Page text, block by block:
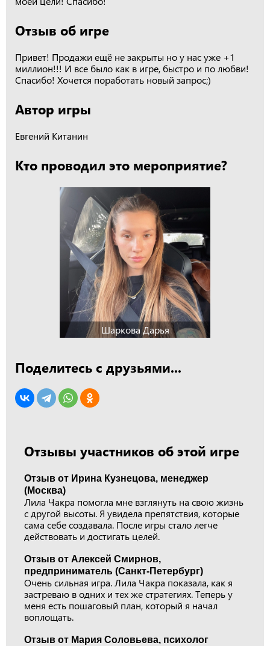
Отзыв об игре
Привет! Продажи ещё не закрыты но у нас уже +1
миллион!!! И все было как в игре, быстро и по любви!
Спасибо! Хочется поработать новый запрос;)
Автор игры
Евгений Китанин
Кто проводил это мероприятие?
Шаркова Дарья
Поделитесь с друзьями...
Отзывы участников об этой игре
Отзыв от Ирина Кузнецова, менеджер
(Москва)
Лила Чакра помогла мне взглянуть на свою жизнь
с другой высоты. Я увидела препятствия, которые
сама себе создавала. После игры стало легче
действовать и достигать целей.
Отзыв от Алексей Смирнов,
предприниматель (Санкт-Петербург)
Очень сильная игра. Лила Чакра показала, как я
застреваю в одних и тех же стратегиях. Теперь у
меня есть пошаговый план, который я начал
воплощать.
Отзыв от Мария Соловьева, психолог